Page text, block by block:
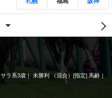
サラ系3歳
未勝利 （混合）[指定] 馬齢